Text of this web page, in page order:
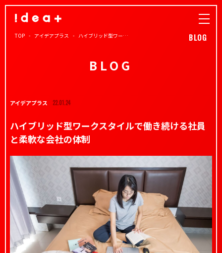
BLOG
TOP アイデアプラス ハイブリッド型ワー…
BLOG
アイデアプラス 22.01.24
ハイブリッド型ワークスタイルで働き続ける社員
と柔軟な会社の体制